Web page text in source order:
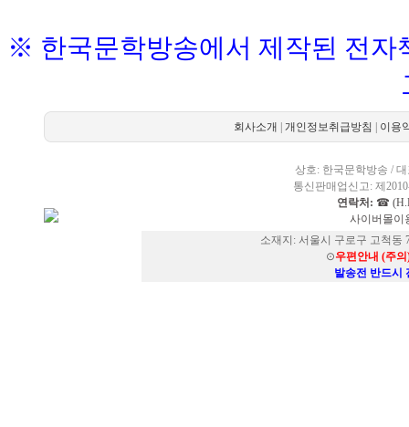
※ 한국문학방송에서 제작된 전자
회사소개 개인정보취급방침 이용
상호: 한국문학방송 /
통신판매업신고: 제
연락처: ☎
사이버몰이
소재지: 서울시 구로구 고척동
⊙우편안내 (주
발송전 반드시